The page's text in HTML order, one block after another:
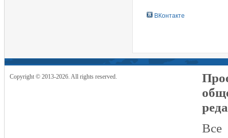
ВКонтакте
Copyright © 2013-2026. All rights reserved.